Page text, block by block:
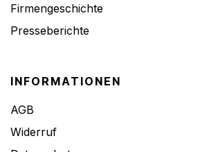
Firmengeschichte
Presseberichte
INFORMATIONEN
AGB
Widerruf